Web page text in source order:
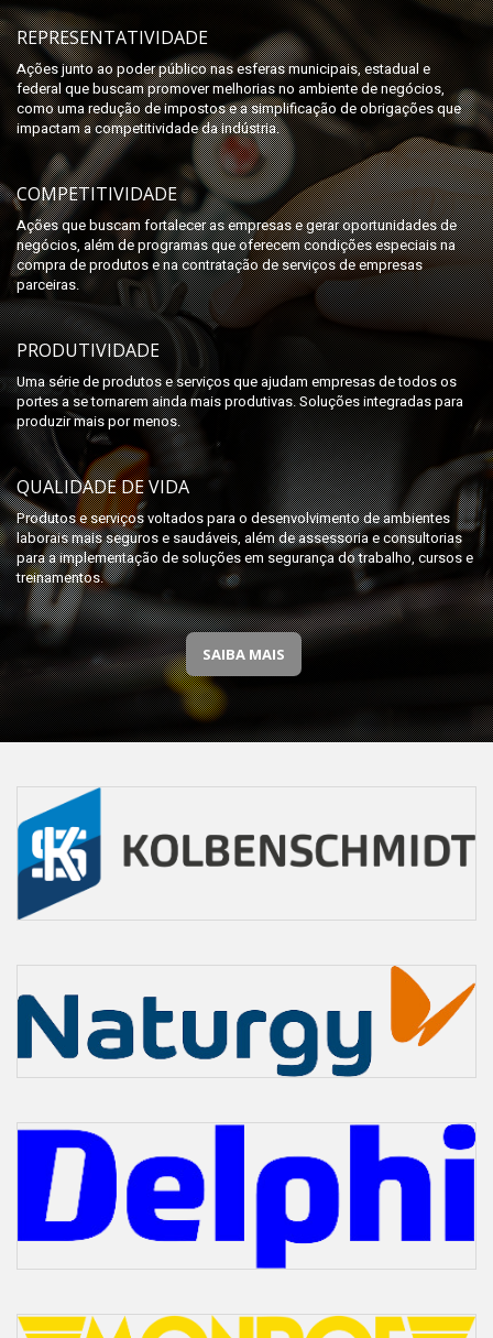
REPRESENTATIVIDADE
Ações junto ao poder público nas esferas municipais, estadual e
federal que buscam promover melhorias no ambiente de negócios,
como uma redução de impostos e a simplificação de obrigações que
impactam a competitividade da indústria.
COMPETITIVIDADE
Ações que buscam fortalecer as empresas e gerar oportunidades de
negócios, além de programas que oferecem condições especiais na
compra de produtos e na contratação de serviços de empresas
parceiras.
PRODUTIVIDADE
Uma série de produtos e serviços que ajudam empresas de todos os
portes a se tornarem ainda mais produtivas. Soluções integradas para
produzir mais por menos.
QUALIDADE DE VIDA
Produtos e serviços voltados para o desenvolvimento de ambientes
laborais mais seguros e saudáveis, além de assessoria e consultorias
para a implementação de soluções em segurança do trabalho, cursos e
treinamentos.
SAIBA MAIS